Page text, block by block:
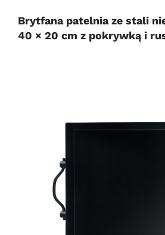
Brytfana patelnia ze stali
40 × 20 cm z pokrywką i